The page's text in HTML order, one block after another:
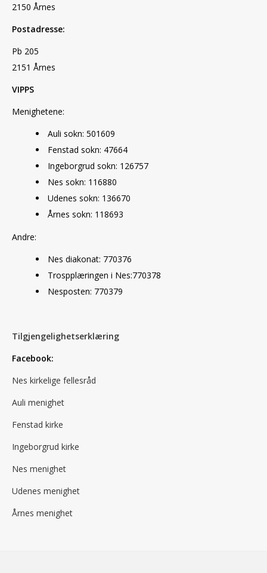
2150 Årnes
Postadresse:
Pb 205
2151 Årnes
VIPPS
Menighetene:
Auli sokn: 501609
Fenstad sokn: 47664
Ingeborgrud sokn: 126757
Nes sokn: 116880
Udenes sokn: 136670
Årnes sokn: 118693
Andre:
Nes diakonat: 770376
Trospplæringen i Nes:770378
Nesposten: 770379
Tilgjengelighetserklæring
Facebook:
Nes kirkelige fellesråd
Auli menighet
Fenstad kirke
Ingeborgrud kirke
Nes menighet
Udenes menighet
Årnes menighet